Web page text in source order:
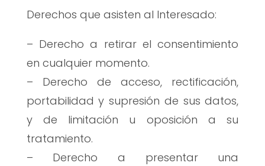
Derechos que asisten al Interesado:
– Derecho a retirar el consentimiento
en cualquier momento.
– Derecho de acceso, rectificación,
portabilidad y supresión de sus datos,
y de limitación u oposición a su
tratamiento.
– Derecho a presentar una